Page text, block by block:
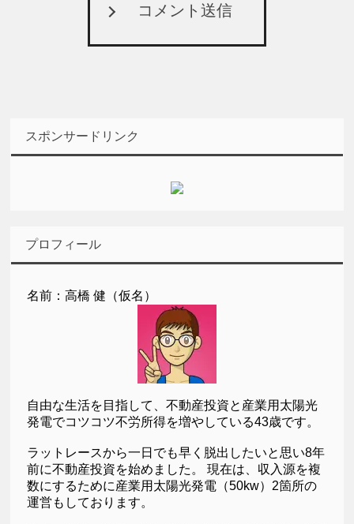
コメント送信
スポンサードリンク
プロフィール
名前：高橋 健（仮名）
自由な生活を目指して、不動産投資と産業用太陽光
発電でコツコツ不労所得を増やしている43歳です。
ラットレースから一日でも早く脱出したいと思い8年
前に不動産投資を始めました。 現在は、収入源を複
数にするために産業用太陽光発電（50kw）2箇所の
運営もしております。